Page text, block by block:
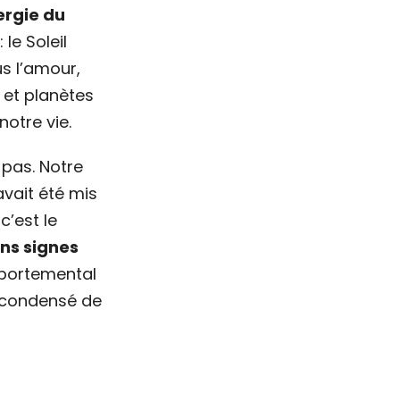
du
Soleil
l’amour,
planètes
vie.
Notre
été mis
le
signes
de